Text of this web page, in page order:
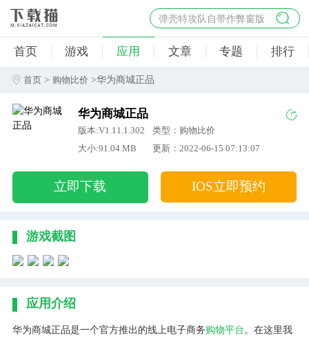
弹壳特攻队自带作弊窗版
杀手47行动
地狱幸存者破解版
首页 游戏 应用 文章 专题 排行
首页 > 购物比价 >华为商城正品
华为商城正品
版本:V1.11.1.302
类型：购物比价
大小:91.04 MB
更新：2022-06-15 07:13:07
立即下载 IOS立即预约
游戏截图
应用介绍
华为商城正品是一个官方推出的线上电子商务购物平台。在这里我